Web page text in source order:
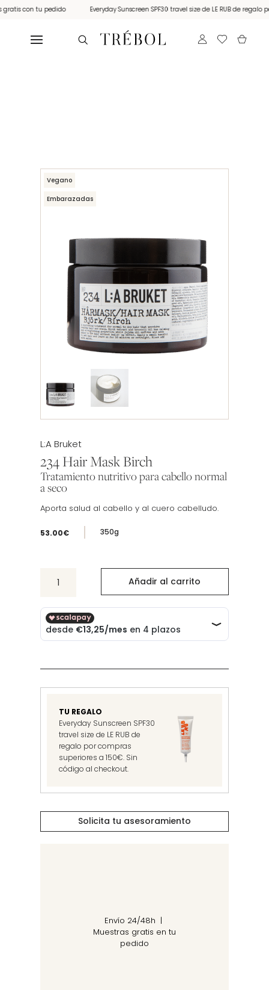
con tu pedido Everyday Sunscreen SPF30 travel size de LE RUB de regalo
Vegano
Embarazadas
L:A Bruket
234 Hair Mask Birch
Tratamiento nutritivo para cabello normal
a seco
Aporta salud al cabello y al cuero cabelludo.
53.00€ 350g
Birch
cantidad
Añadir al carrito
TU REGALO
Everyday Sunscreen SPF30
travel size de LE RUB de
regalo por compras
superiores a 150€. Sin
código al checkout.
Solicita tu asesoramiento
Envío 24/48h |
Muestras gratis en tu
pedido